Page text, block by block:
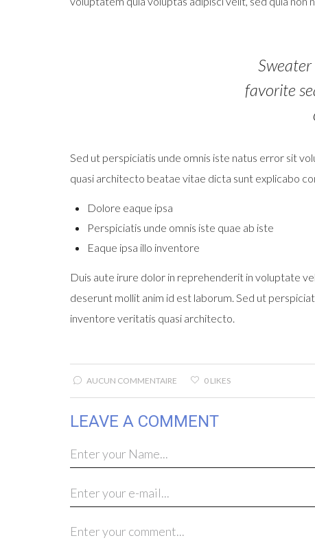
favorite
Sed ut perspiciatis unde omnis iste natus error sit
quasi architecto beatae vitae dicta sunt explicabo
Dolore eaque ipsa
Perspiciatis unde omnis iste quae ab iste
Eaque ipsa illo inventore
Duis aute irure dolor in reprehenderit in voluptate
deserunt mollit anim id est laborum. Sed ut
inventore veritatis quasi architecto.
AUCUN COMMENTAIRE 0 LIKES
LEAVE A COMMENT